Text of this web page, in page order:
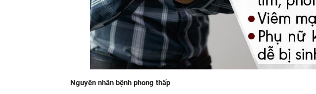
Nguyên nhân bệnh phong thấp